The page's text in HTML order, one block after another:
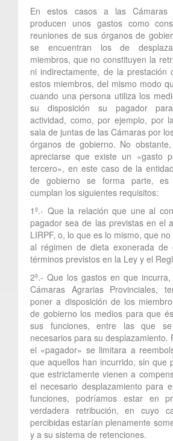
En estos casos a las Cámaras
producen unos gastos como
reuniones de sus órganos de
se encuentran los de
miembros, que no constituyen la
ni indirectamente, de la prestación
estos miembros, del mismo modo
cuando una persona utiliza los
su disposición su pagador
actividad, como, por ejemplo, por
sala de juntas de las Cámaras por
órganos de gobierno. No
apreciarse que existe un «gasto
tercero», en este caso de la
de gobierno se forma parte,
cumplan los siguientes requisitos:
1º.- Que la relación que une al
pagador sea de las previstas en el
LIRPF, o, lo que es lo mismo, que
al régimen de dieta exonerada de
términos previstos en la Ley y el
2º.- Que los gastos en que
Cámaras Agrarias Provinciales,
poner a disposición de los
de gobierno los medios para que
sus funciones, entre las que
necesarios para su desplazamiento.
el «pagador» se limitara a
que aquellos han incurrido, sin que
que estrictamente vienen a
el necesario desplazamiento para
funciones, podríamos estar en
verdadera retribución, en cuyo
percibidas estarían plenamente
y a su sistema de retenciones.